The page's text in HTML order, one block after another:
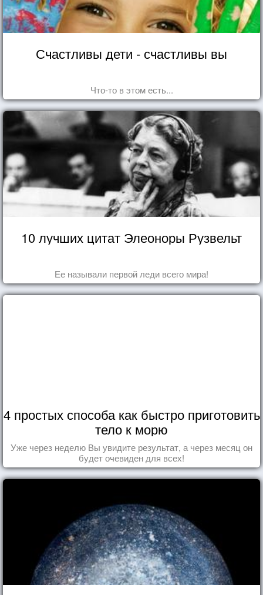
Счастливы дети - счастливы вы
Что-то в этом есть...
10 лучших цитат Элеоноры Рузвельт
Ее называли первой леди всего мира!
4 простых способа как быстро приготовить
тело к морю
Уже через неделю Вы увидите результат, а через месяц он
будет очевиден для всех!